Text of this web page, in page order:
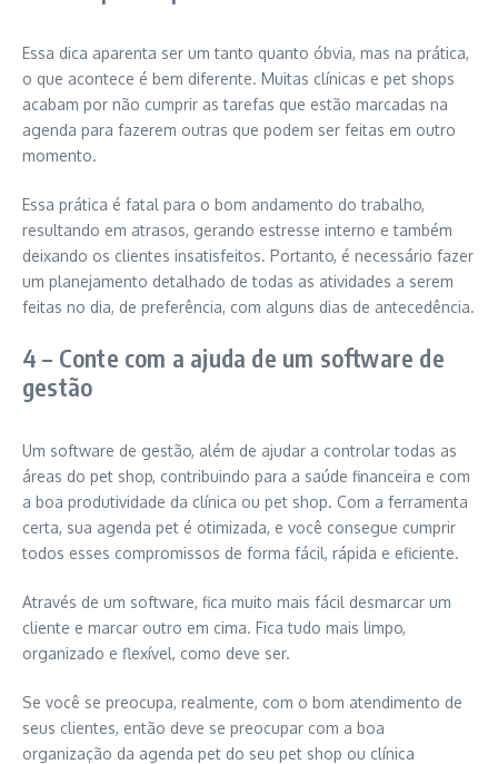
Essa dica aparenta ser um tanto quanto óbvia, mas na prática,
o que acontece é bem diferente. Muitas clínicas e pet shops
acabam por não cumprir as tarefas que estão marcadas na
agenda para fazerem outras que podem ser feitas em outro
momento.
Essa prática é fatal para o bom andamento do trabalho,
resultando em atrasos, gerando estresse interno e também
deixando os clientes insatisfeitos. Portanto, é necessário fazer
um planejamento detalhado de todas as atividades a serem
feitas no dia, de preferência, com alguns dias de antecedência.
4 – Conte com a ajuda de um software de
gestão
Um software de gestão, além de ajudar a controlar todas as
áreas do pet shop, contribuindo para a saúde financeira e com
a boa produtividade da clínica ou pet shop. Com a ferramenta
certa, sua agenda pet é otimizada, e você consegue cumprir
todos esses compromissos de forma fácil, rápida e eficiente.
Através de um software, fica muito mais fácil desmarcar um
cliente e marcar outro em cima. Fica tudo mais limpo,
organizado e flexível, como deve ser.
Se você se preocupa, realmente, com o bom atendimento de
seus clientes, então deve se preocupar com a boa
organização da agenda pet do seu pet shop ou clínica